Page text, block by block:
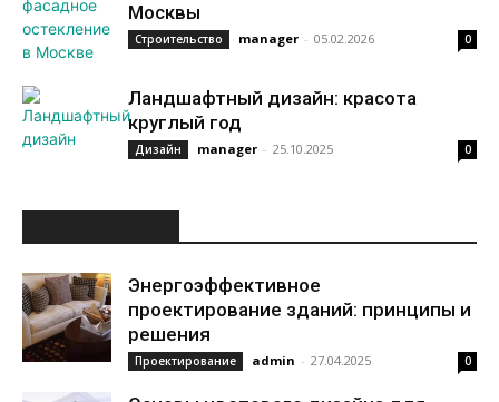
Москвы
Строительство manager - 05.02.2026 0
Ландшафтный дизайн: красота
круглый год
Дизайн manager - 25.10.2025 0
Энергоэффективное
проектирование зданий: принципы и
решения
Проектирование admin - 27.04.2025 0